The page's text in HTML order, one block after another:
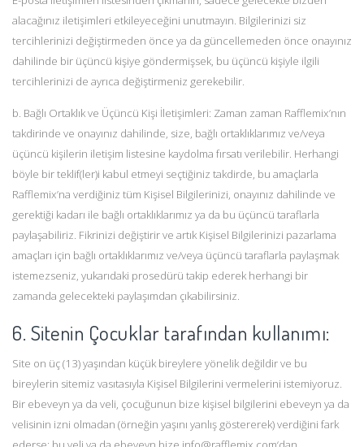
alacağınız iletişimleri etkileyeceğini unutmayın. Bilgilerinizi siz
tercihlerinizi değiştirmeden önce ya da güncellemeden önce onayınız
dahilinde bir üçüncü kişiye göndermişsek, bu üçüncü kişiyle ilgili
tercihlerinizi de ayrıca değiştirmeniz gerekebilir.
b. Bağlı Ortaklık ve Üçüncü Kişi İletişimleri: Zaman zaman Rafflemix’nın
takdirinde ve onayınız dahilinde, size, bağlı ortaklıklarımız ve/veya
üçüncü kişilerin iletişim listesine kaydolma fırsatı verilebilir. Herhangi
böyle bir teklif(ler)i kabul etmeyi seçtiğiniz takdirde, bu amaçlarla
Rafflemix’na verdiğiniz tüm Kişisel Bilgilerinizi, onayınız dahilinde ve
gerektiği kadarı ile bağlı ortaklıklarımız ya da bu üçüncü taraflarla
paylaşabiliriz. Fikrinizi değiştirir ve artık Kişisel Bilgilerinizi pazarlama
amaçları için bağlı ortaklıklarımız ve/veya üçüncü taraflarla paylaşmak
istemezseniz, yukarıdaki prosedürü takip ederek herhangi bir
zamanda gelecekteki paylaşımdan çıkabilirsiniz.
6. Sitenin Çocuklar tarafından kullanımı:
Site on üç (13) yaşından küçük bireylere yönelik değildir ve bu
bireylerin sitemiz vasıtasıyla Kişisel Bilgilerini vermelerini istemiyoruz.
Bir ebeveyn ya da veli, çocuğunun bize kişisel bilgilerini ebeveyn ya da
velisinin izni olmadan (örneğin yaşını yanlış göstererek) verdiğini fark